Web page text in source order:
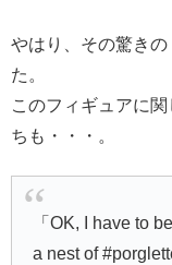
やはり、その驚き
た。
このフィギュアに
ちも・・・。
「OK, I have to
a nest of